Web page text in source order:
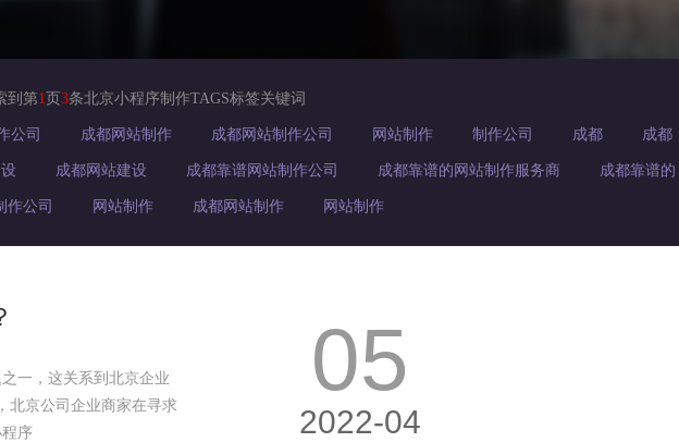
到第1 页 3条北京小程序制作TAGS标签关键词
公司 成都网站制作 成都网站制作公司 网站制作 制作公司 成都 成都
成都网站建设 成都靠谱网站制作公司 成都靠谱的网站制作服务商 成都靠谱的
作公司 网站制作 成都网站制作 网站制作
一，这关系到北京企业
北京公司企业商家在寻求
序
05
2022-04